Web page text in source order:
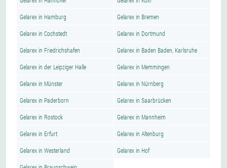
Gelarex in Hamburg Gelarex in Bremen
Gelarex in Cochstedt Gelarex in Dortmund
Gelarex in Friedrichshafen Gelarex in Baden Baden, Karlsruhe
Gelarex in der Leipziger Halle Gelarex in Memmingen
Gelarex in Münster Gelarex in Nürnberg
Gelarex in Paderborn Gelarex in Saarbrücken
Gelarex in Rostock Gelarex in Mannheim
Gelarex in Erfurt Gelarex in Altenburg
Gelarex in Westerland Gelarex in Hof